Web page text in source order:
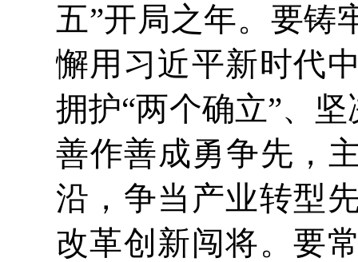
五”开局之年。要铸
懈用习近平新时代
拥护“两个确立”、
善作善成勇争先，
沿，争当产业转型
改革创新闯将。要